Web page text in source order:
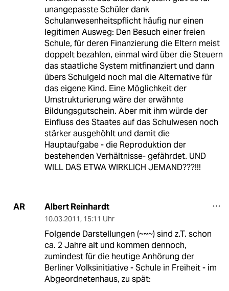
unangepasste Schüler dank
Schulanwesenheitspflicht häufig nur einen
legitimen Ausweg: Den Besuch einer freien
Schule, für deren Finanzierung die Eltern meist
doppelt bezahlen, einmal wird über die Steuern
das staatliche System mitfinanziert und dann
übers Schulgeld noch mal die Alternative für
das eigene Kind. Eine Möglichkeit der
Umstrukturierung wäre der erwähnte
Bildungsgutschein. Aber mit ihm würde der
Einfluss des Staates auf das Schulwesen noch
stärker ausgehöhlt und damit die
Hauptaufgabe - die Reproduktion der
bestehenden Verhältnisse- gefährdet. UND
WILL DAS ETWA WIRKLICH JEMAND???!!!
AR Albert Reinhardt
10.03.2011, 15:11 Uhr
Folgende Darstellungen (~~~) sind z.T. schon
ca. 2 Jahre alt und kommen dennoch,
zumindest für die heutige Anhörung der
Berliner Volksinitiative - Schule in Freiheit - im
Abgeordnetenhaus, zu spät: